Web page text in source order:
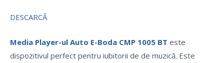
DESCARCĂ
Media Player-ul Auto E-Boda CMP 1005 BT este
dispozitivul perfect pentru iubitorii de de muzică. Este